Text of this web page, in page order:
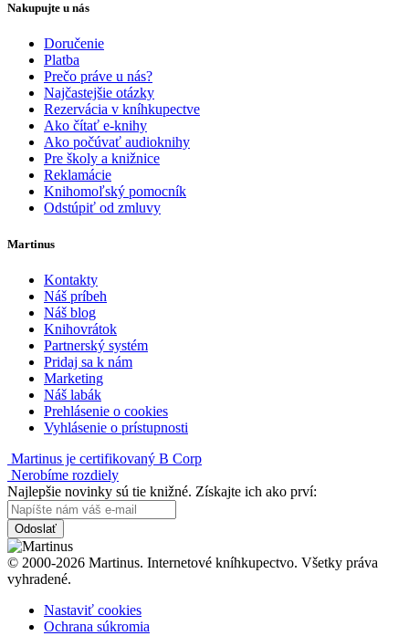
Nakupujte u nás
Doručenie
Platba
Prečo práve u nás?
Najčastejšie otázky
Rezervácia v kníhkupectve
Ako čítať e-knihy
Ako počúvať audioknihy
Pre školy a knižnice
Reklamácie
Knihomoľský pomocník
Odstúpiť od zmluvy
Martinus
Kontakty
Náš príbeh
Náš blog
Knihovrátok
Partnerský systém
Pridaj sa k nám
Marketing
Náš labák
Prehlásenie o cookies
Vyhlásenie o prístupnosti
Martinus je certifikovaný B Corp
Nerobíme rozdiely
Najlepšie novinky sú tie knižné. Získajte ich ako prví:
Odoslať
© 2000-2026 Martinus. Internetové kníhkupectvo. Všetky práva
vyhradené.
Nastaviť cookies
Ochrana súkromia